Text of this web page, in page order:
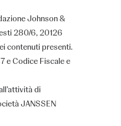
Johnson &
280/6, 20126
contenuti presenti.
e Codice Fiscale e
di
JANSSEN